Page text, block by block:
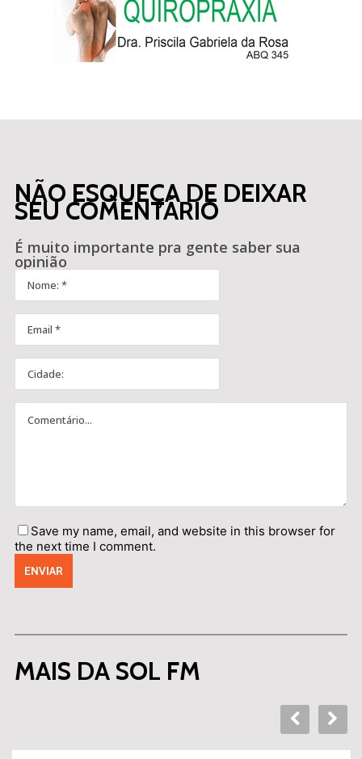
NÃO ESQUEÇA DE DEIXAR
SEU COMENTÁRIO
É muito importante pra gente saber sua
opinião
Save my name, email, and website in this browser for
the next time I comment.
MAIS DA SOL FM